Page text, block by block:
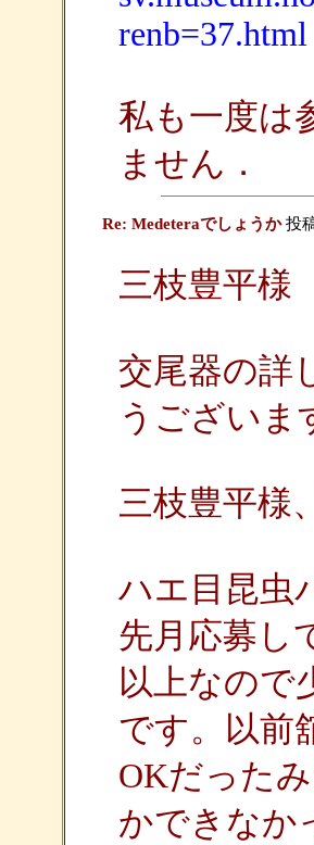
renb=37.html
私も一度は
ません．
Re: Medeteraでしょうか投
三枝豊平様
交尾器の詳
うございま
三枝豊平様
ハエ目昆虫
先月応募し
以上なので
です。以前
OKだった
かできなか